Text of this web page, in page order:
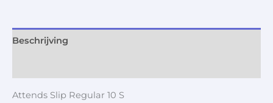
Beschrijving
Attends Slip Regular 10 S